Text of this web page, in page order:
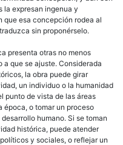
la expresan ingenua y
que esa concepción rodea al
sin proponérselo.
presenta otras no menos
que se ajuste. Considerada
la obra puede girar
un individuo o la humanidad
punto de vista de las áreas
época, o tomar un proceso
humano. Si se toman
histórica, puede atender
y sociales, o reflejar un